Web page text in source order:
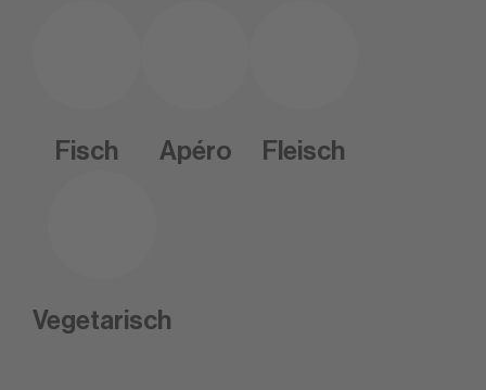
Fisch Apéro Fleisch
Vegetarisch